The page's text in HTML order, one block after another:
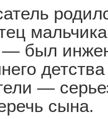
был
—
сына.